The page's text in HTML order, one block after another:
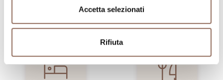
Accetta selezionati
Rifiuta
un occhio al meteo in tempo reale